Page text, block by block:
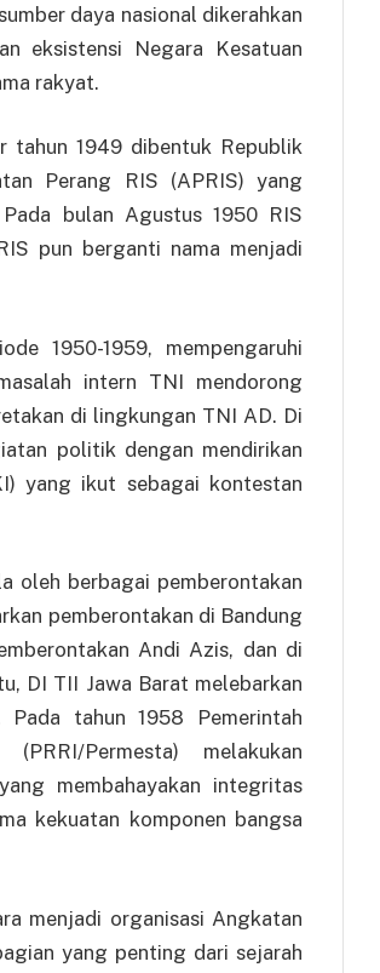
daya nasional dikerahkan
eksistensi Negara Kesatuan
rakyat.
tahun 1949 dibentuk Republik
Perang RIS (APRIS) yang
bulan Agustus 1950 RIS
pun berganti nama menjadi
1950-1959, mempengaruhi
intern TNI mendorong
di lingkungan TNI AD. Di
politik dengan mendirikan
yang ikut sebagai kontestan
oleh berbagai pemberontakan
pemberontakan di Bandung
Andi Azis, dan di
DI TII Jawa Barat melebarkan
tahun 1958 Pemerintah
Permesta) melakukan
membahayakan integritas
kekuatan komponen bangsa
menjadi organisasi Angkatan
yang penting dari sejarah